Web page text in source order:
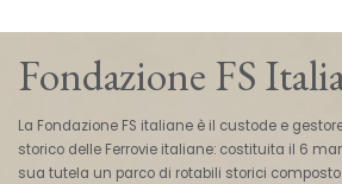
Fondazione FS
La Fondazione FS italiane è il custode e
storico delle Ferrovie italiane: costituita il 6
sua tutela un parco di rotabili storici